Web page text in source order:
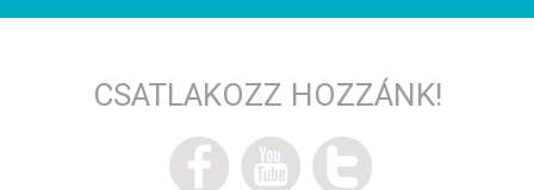
CSATLAKOZZ HOZZÁNK!